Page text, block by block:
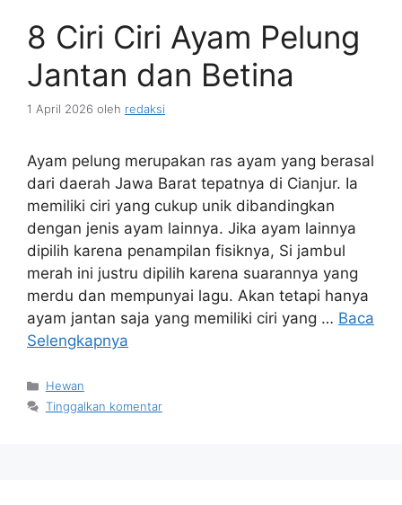
8 Ciri Ciri Ayam Pelung
Jantan dan Betina
1 April 2026 oleh redaksi
Ayam pelung merupakan ras ayam yang berasal
dari daerah Jawa Barat tepatnya di Cianjur. Ia
memiliki ciri yang cukup unik dibandingkan
dengan jenis ayam lainnya. Jika ayam lainnya
dipilih karena penampilan fisiknya, Si jambul
merah ini justru dipilih karena suarannya yang
merdu dan mempunyai lagu. Akan tetapi hanya
ayam jantan saja yang memiliki ciri yang … Baca
Selengkapnya
Kategori
Hewan
Tinggalkan komentar